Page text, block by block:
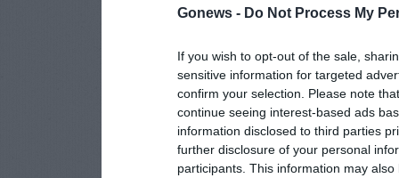
Gonews - Do Not Process My
If you wish to opt-out of the sale,
sensitive information for targeted
confirm your selection. Please note
continue seeing interest-based ads
information disclosed to third parties
further disclosure of your personal
participants. This information may